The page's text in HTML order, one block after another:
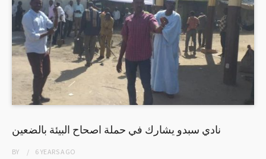
نادي سبدو يشارك في حملة اصحاح البيئة بالضعين
BY 6 YEARSAGO